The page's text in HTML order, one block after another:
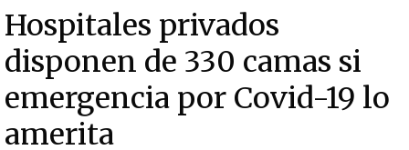
Hospitales privados
disponen de 330 camas si
emergencia por Covid-19 lo
amerita